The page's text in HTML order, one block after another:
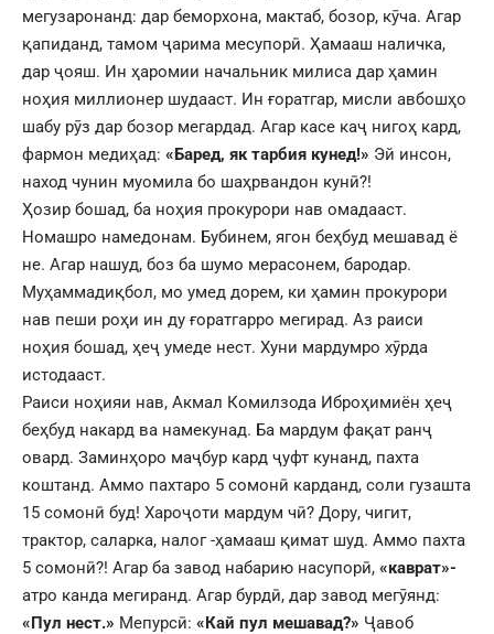
мегузаронанд: дар беморхона, мактаб, бозор, кӯча. Агар
қапиданд, тамом ҷарима месупорӣ. Ҳамааш наличка,
дар ҷояш. Ин ҳаромии начальник милиса дар ҳамин
ноҳия миллионер шудааст. Ин ғоратгар, мисли авбошҳо
шабу рӯз дар бозор мегардад. Агар касе каҷ нигоҳ кард,
фармон медиҳад: «Баред, як тарбия кунед!» Эй инсон,
наход чунин муомила бо шаҳрвандон кунӣ?!
Ҳозир бошад, ба ноҳия прокурори нав омадааст.
Номашро намедонам. Бубинем, ягон беҳбуд мешавад ё
не. Агар нашуд, боз ба шумо мерасонем, бародар.
Муҳаммадиқбол, мо умед дорем, ки ҳамин прокурори
нав пеши роҳи ин ду ғоратгарро мегирад. Аз раиси
ноҳия бошад, ҳеҷ умеде нест. Хуни мардумро хӯрда
истодааст.
Раиси ноҳияи нав, Акмал Комилзода Иброҳимиён ҳеҷ
беҳбуд накард ва намекунад. Ба мардум фақат ранҷ
овард. Заминҳоро маҷбур кард ҷуфт кунанд, пахта
коштанд. Аммо пахтаро 5 сомонӣ карданд, соли гузашта
15 сомонӣ буд! Хароҷоти мардум чӣ? Дору, чигит,
трактор, саларка, налог -ҳамааш қимат шуд. Аммо пахта
5 сомонӣ?! Агар ба завод набарию насупорӣ, «каврат»-
атро канда мегиранд. Агар бурдӣ, дар завод мегӯянд:
«Пул нест.» Мепурсӣ: «Кай пул мешавад?» Ҷавоб